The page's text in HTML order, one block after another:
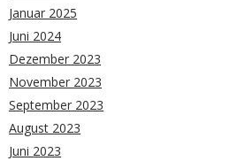
Januar 2025
Juni 2024
Dezember 2023
November 2023
September 2023
August 2023
Juni 2023